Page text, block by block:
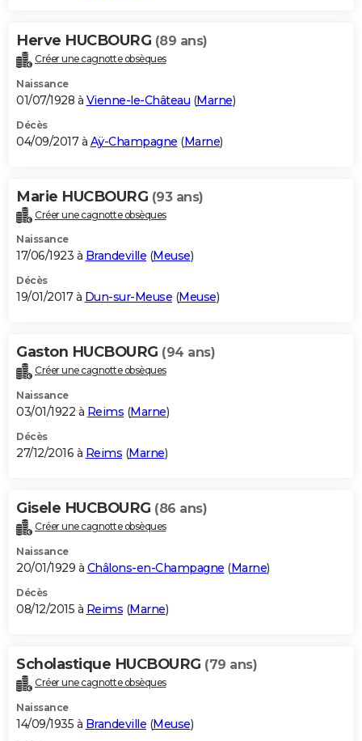
Herve HUCBOURG (89 ans)
Créer une cagnotte obsèques
Naissance
01/07/1928 à Vienne-le-Château (Marne)
Décès
04/09/2017 à Aÿ-Champagne (Marne)
Marie HUCBOURG (93 ans)
Créer une cagnotte obsèques
Naissance
17/06/1923 à Brandeville (Meuse)
Décès
19/01/2017 à Dun-sur-Meuse (Meuse)
Gaston HUCBOURG (94 ans)
Créer une cagnotte obsèques
Naissance
03/01/1922 à Reims (Marne)
Décès
27/12/2016 à Reims (Marne)
Gisele HUCBOURG (86 ans)
Créer une cagnotte obsèques
Naissance
20/01/1929 à Châlons-en-Champagne (Marne)
Décès
08/12/2015 à Reims (Marne)
Scholastique HUCBOURG (79 ans)
Créer une cagnotte obsèques
Naissance
14/09/1935 à Brandeville (Meuse)